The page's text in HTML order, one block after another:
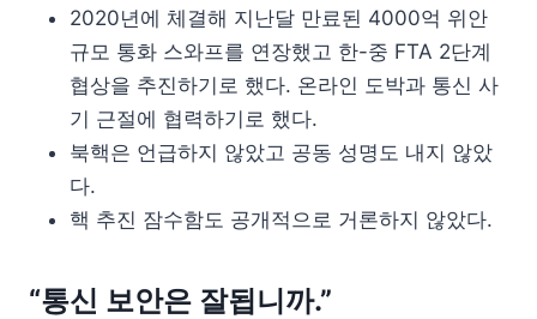
2020년에 체결해 지난달 만료된 4000억 위안
규모 통화 스와프를 연장했고 한-중 FTA 2단계
협상을 추진하기로 했다. 온라인 도박과 통신 사
기 근절에 협력하기로 했다.
북핵은 언급하지 않았고 공동 성명도 내지 않았
다.
핵 추진 잠수함도 공개적으로 거론하지 않았다.
“통신 보안은 잘됩니까.”